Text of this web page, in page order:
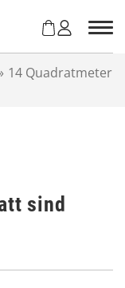
14 Quadratmeter
sind